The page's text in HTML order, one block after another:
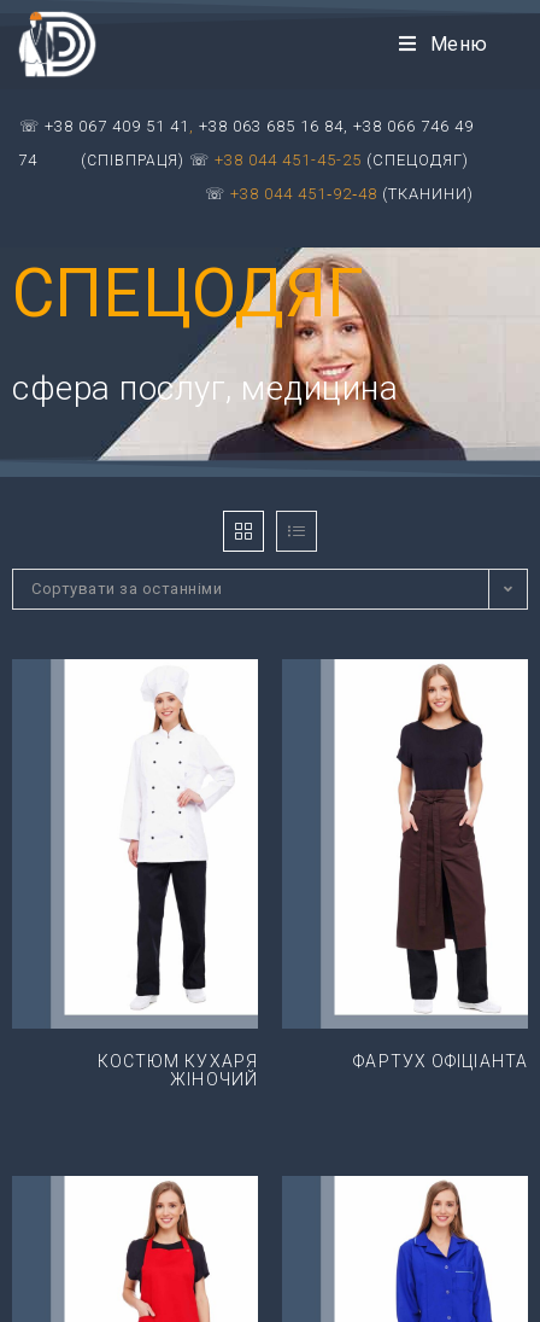
Меню
☏ +38 067 409 51 41 , +38 063 685 16 84, +38 066 746 49
74 (СПІВПРАЦЯ) ☏ +38 044 451-45-25 (СПЕЦОДЯГ)
☏ +38 044 451‑92‑48 (ТКАНИНИ)
СПЕЦОДЯГ
сфера послуг, медицина
Сортувати за останніми
КОСТЮМ КУХАРЯ
ЖІНОЧИЙ
ФАРТУХ ОФІЦІАНТА